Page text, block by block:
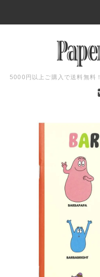
5000円以上ご購入で送料無料！